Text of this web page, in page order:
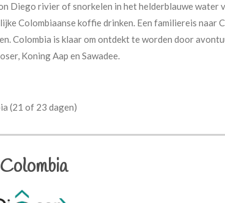
Diego rivier of snorkelen in het helderblauwe
Colombiaanse koffie drinken. Een familiereis naar
Colombia is klaar om ontdekt te worden door
Koning Aap en Sawadee.
(21 of 23 dagen)